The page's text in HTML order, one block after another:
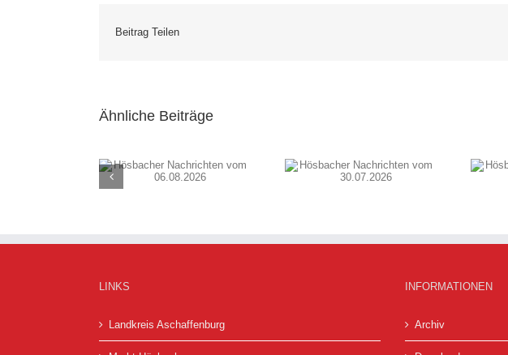
Beitrag Teilen
Ähnliche Beiträge
Hösbacher Nachrichten
Hösbacher Nachrichten
LINKS
Landkreis Aschaffenburg
INFORMATIONEN
Archiv